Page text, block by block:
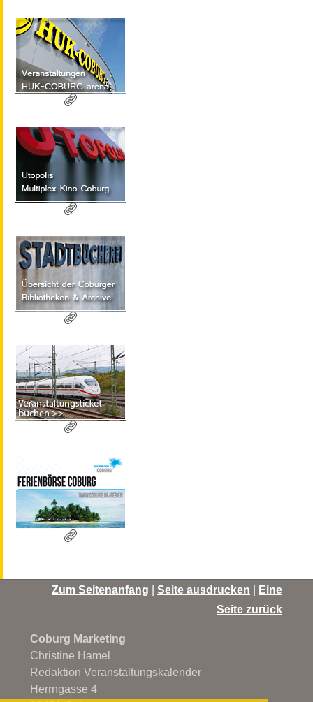
Zum Seitenanfang |Seite ausdrucken
Eine
Seite zurück
Coburg Marketing
Christine Hamel
Redaktion Veranstaltungskalender
Herrngasse 4